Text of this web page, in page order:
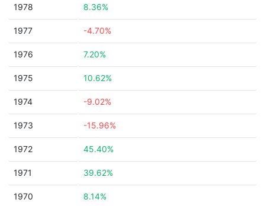
1978 8.36%
1977 -4.70%
1976 7.20%
1975 10.62%
1974 -9.02%
1973 -15.96%
1972 45.40%
1971 39.62%
1970 8.14%